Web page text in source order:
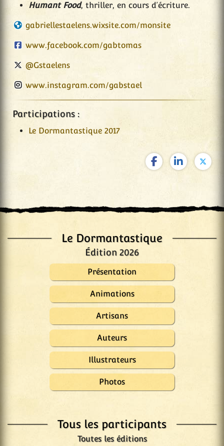
Le Dormantastique
Édition 2026
Présentation
Animations
Artisans
Auteurs
Illustrateurs
Photos
Tous les participants
Humant Food, thriller, en cours d’écriture.
gabriellestaelens.wixsite.com/monsite
www.facebook.com/gabtomas
@Gstaelens
www.instagram.com/gabstael
Participations :
Le Dormantastique 2017